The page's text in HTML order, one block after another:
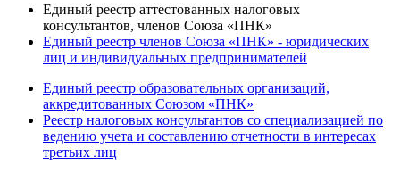
Единый реестр аттестованных налоговых
консультантов, членов Союза «ПНК»
Единый реестр членов Союза «ПНК» - юридических
лиц и индивидуальных предпринимателей
Единый реестр образовательных организаций,
аккредитованных Союзом «ПНК»
Реестр налоговых консультантов со специализацией по
ведению учета и составлению отчетности в интересах
третьих лиц